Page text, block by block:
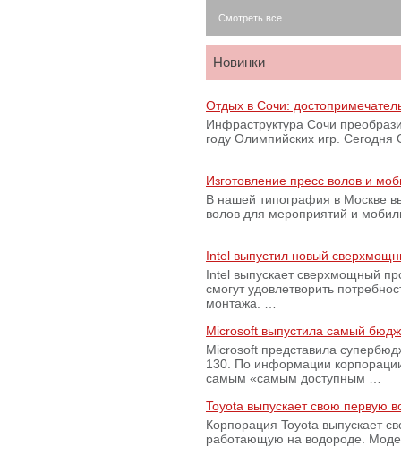
Смотреть все
Новинки
Отдых в Сочи:
Инфраструктура Сочи
году Олимпийских игр.
Изготовление пресс волов и
В нашей типография в Москве
волов для мероприятий и
Intel выпустил новый
Intel выпускает сверхмощный
смогут удовлетворить
монтажа. …
Microsoft выпустила самый
Microsoft представила
130. По информации
самым «самым доступным …
Toyota выпускает свою первую
Корпорация Toyota выпускает
работающую на водороде.